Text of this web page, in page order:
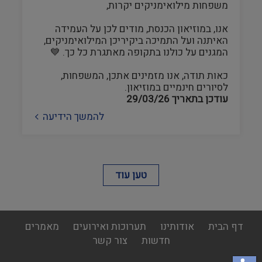
משפחות מילואימניקים יקרות,
אנו, במוזיאון הכנסת, מודים לכן על העמידה
האיתנה ועל התמיכה ביקיריכן המילואימניקים,
המגנים על כולנו בתקופה מאתגרת כל כך. 💙
כאות תודה, אנו מזמינים אתכן, המשפחות,
לסיורים חינמיים במוזיאון.
עודכן בתאריך 29/03/26
להמשך הידיעה
טען עוד
footer
menu
דף הבית אודותינו תערוכות ואירועים
מאמרים
חדשות
צור קשר